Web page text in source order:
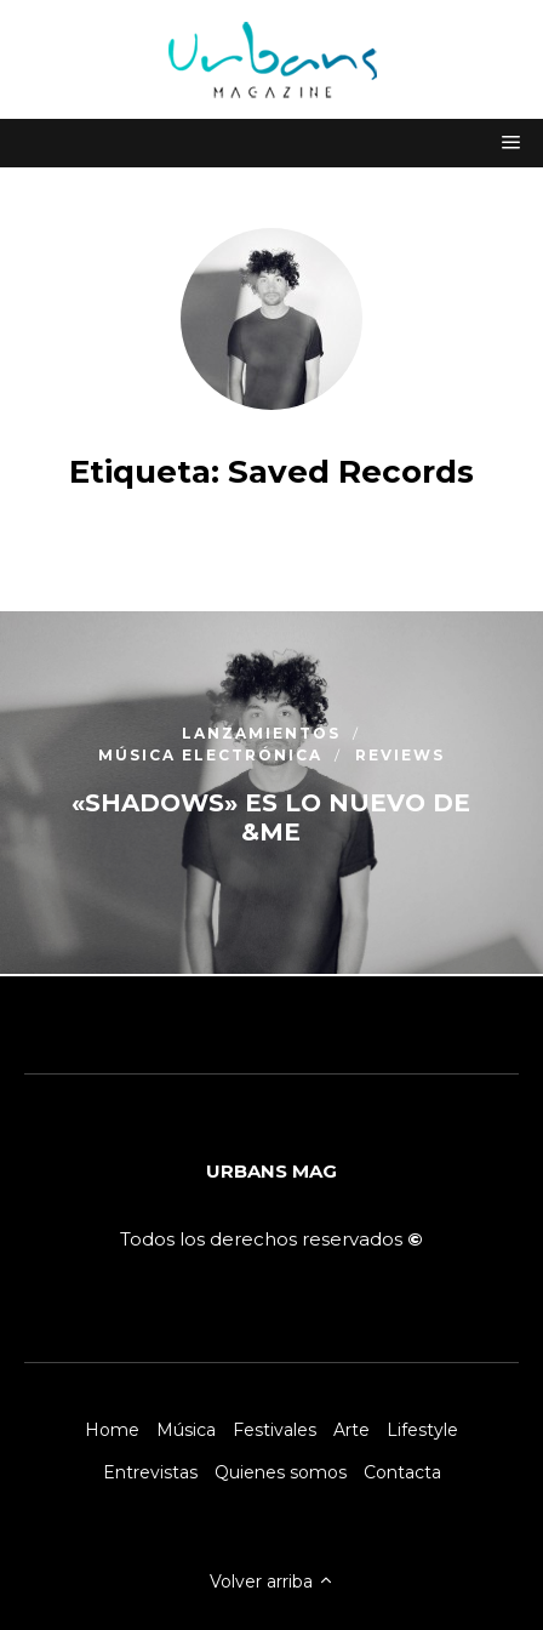
Etiqueta: Saved Records
LANZAMIENTOS
MÚSICA ELECTRÓNICA
REVIEWS
«SHADOWS» ES LO NUEVO DE
&ME
URBANS MAG
Todos los derechos reservados ©
Home Música Festivales Arte
Lifestyle
Entrevistas
Quienes somos Contacta
Volver arriba